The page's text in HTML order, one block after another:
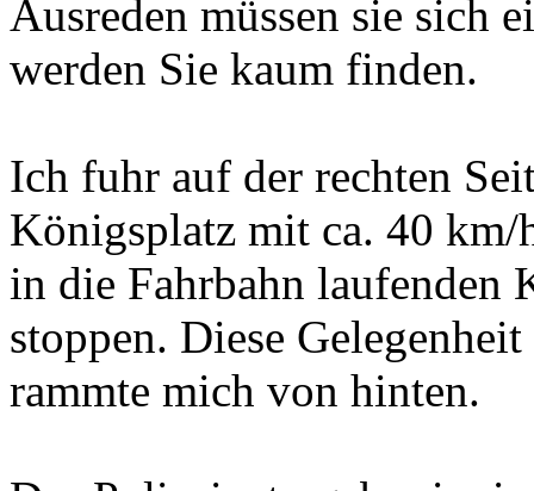
Ausreden müssen sie sich
werden Sie kaum finden.
Ich fuhr auf der rechten
Königsplatz mit ca. 40 km/
in die Fahrbahn laufenden
stoppen. Diese
rammte mich von hinten.